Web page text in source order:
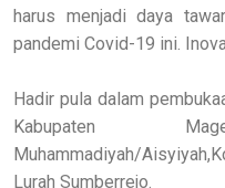
harus menjadi daya
pandemi Covid-19 ini.
Hadir pula dalam
Kabupaten
Muhammadiyah/
Lurah Sumberrejo.